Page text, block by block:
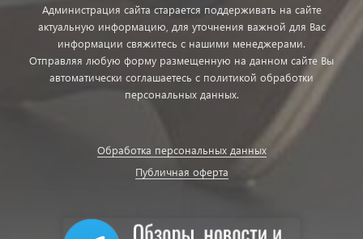
Администрация сайта старается поддерживать на сайте
актуальную информацию, для уточнения важной для Вас
информации свяжитесь с нашими менеджерами.
Отправляя любую форму размещенную на данном сайте Вы
автоматически соглашаетесь с политикой обработки
персональных данных.
Обработка персональных данных
Публичная оферта